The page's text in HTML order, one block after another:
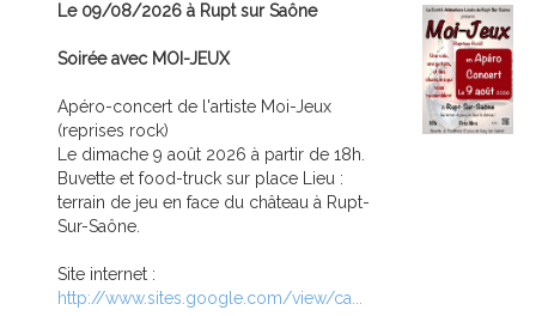
Le 09/08/2026 à Rupt sur Saône
Soirée avec MOI-JEUX
Apéro-concert de l'artiste Moi-Jeux
(reprises rock)
Le dimache 9 août 2026 à partir de 18h.
Buvette et food-truck sur place Lieu :
terrain de jeu en face du château à Rupt-
Sur-Saône.
Site internet :
http://www.sites.google.com/view/ca...